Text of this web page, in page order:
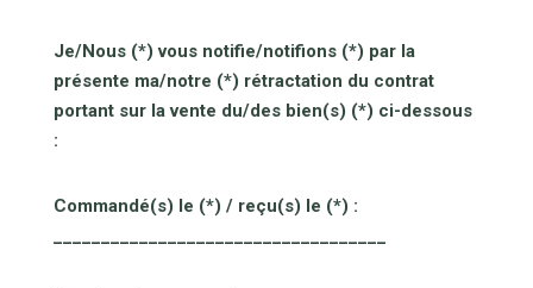
Je/Nous (*) vous notifie/notifions (*) par la
présente ma/notre (*) rétractation du contrat
portant sur la vente du/des bien(s) (*) ci-dessous
:
Commandé(s) le (*) / reçu(s) le (*) :